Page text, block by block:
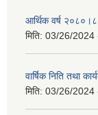
आर्थिक वर्ष
मिति: 03/26/2024
वार्षिक निति तथा
मिति: 03/26/2024